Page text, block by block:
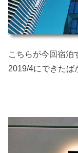
こちらが今回宿泊
2019/4にできたば